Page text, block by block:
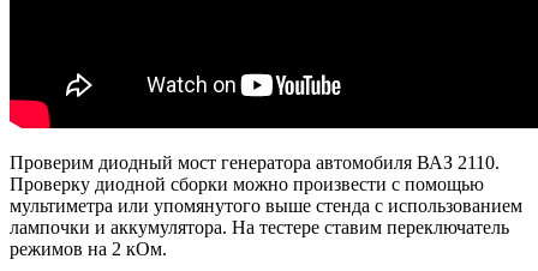
Проверим диодный мост генератора автомобиля ВАЗ 2110.
Проверку диодной сборки можно произвести с помощью
мультиметра или упомянутого выше стенда с использованием
лампочки и аккумулятора. На тестере ставим переключатель
режимов на 2 кОм.